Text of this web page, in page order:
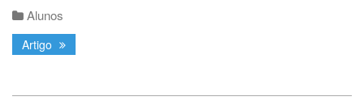
Alunos
Artigo